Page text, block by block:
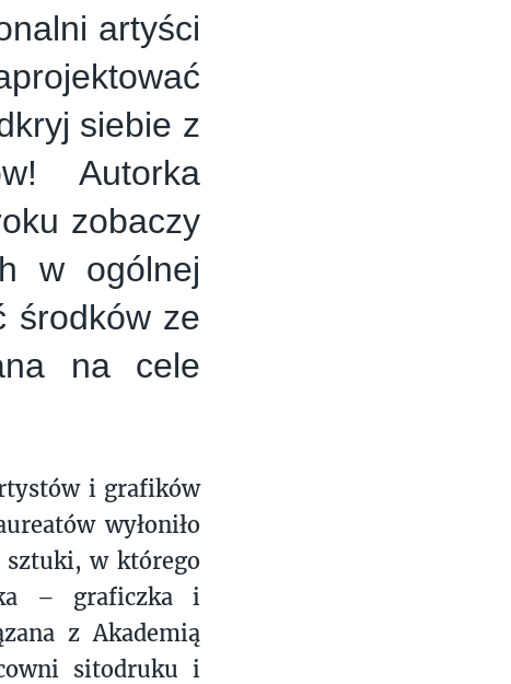
artyści
siebie z
Autorka
zobaczy
w ogólnej
środków ze
na cele
i grafików
wyłoniło
w którego
– graficzka i
z Akademią
sitodruku i